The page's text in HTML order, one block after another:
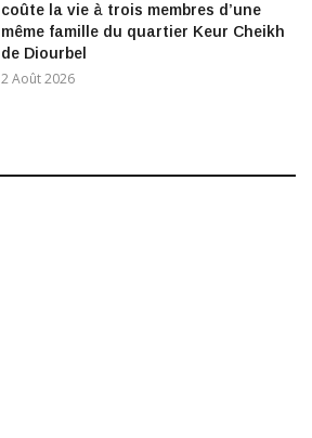
coûte la vie à trois membres d’une
même famille du quartier Keur Cheikh
de Diourbel
2 Août 2026